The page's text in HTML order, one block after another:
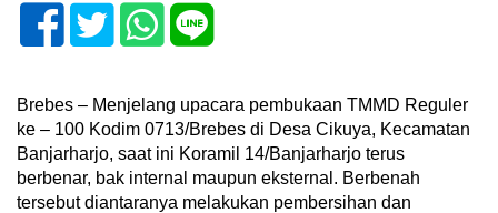
Brebes – Menjelang upacara pembukaan TMMD Reguler
ke – 100 Kodim 0713/Brebes di Desa Cikuya, Kecamatan
Banjarharjo, saat ini Koramil 14/Banjarharjo terus
berbenar, bak internal maupun eksternal. Berbenah
tersebut diantaranya melakukan pembersihan dan